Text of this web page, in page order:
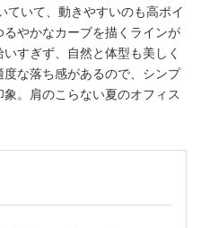
ていて、動きやすいのも高ポイ
やかなカーブを描くラインが
すぎず、自然と体型も美しく
な落ち感があるので、シンプ
。肩のこらない夏のオフィス